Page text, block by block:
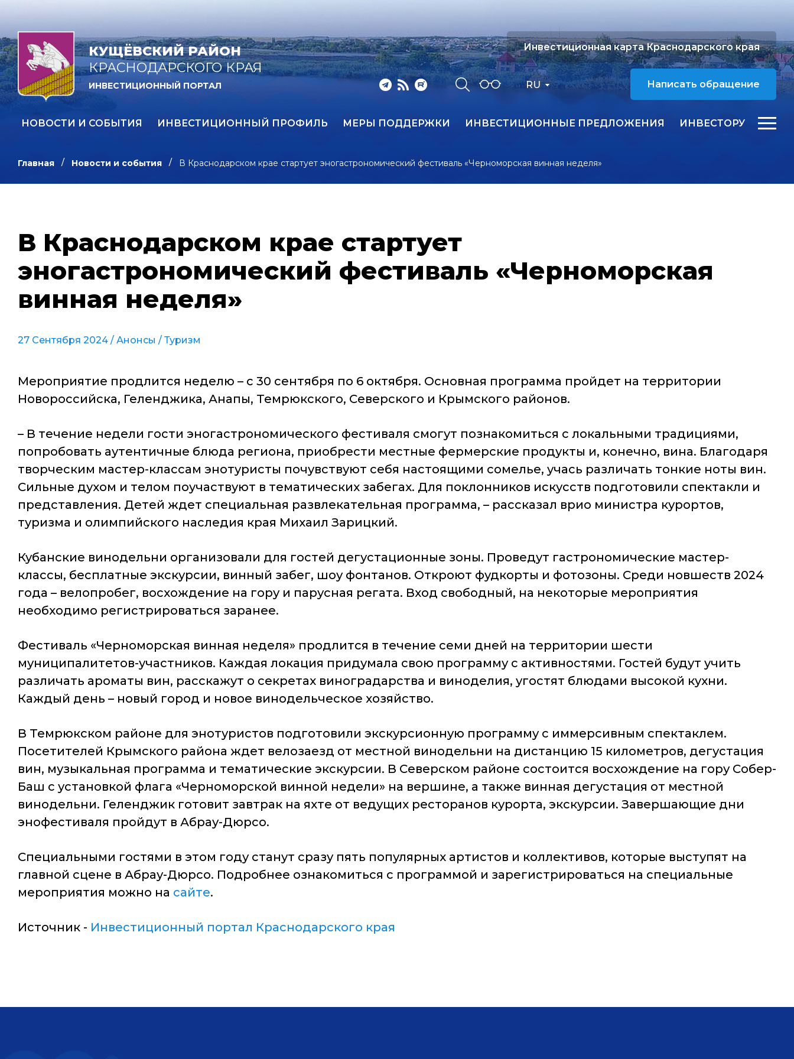
КУЩЁВСКИЙ РАЙОН
КРАСНОДАРСКОГО КРАЯ
ИНВЕСТИЦИОННЫЙ ПОРТАЛ RU
Инвестиционная карта Краснодарского края
Написать обращение
НОВОСТИ И СОБЫТИЯ ИНВЕСТИЦИОННЫЙ ПРОФИЛЬ МЕРЫ ПОДДЕРЖКИ ИНВЕСТИЦИОННЫЕ ПРЕДЛОЖЕНИЯ ИНВЕСТОРУ
Главная Новости и события В Краснодарском крае стартует эногастрономический фестиваль «Черноморская винная неделя»
В Краснодарском крае стартует
эногастрономический фестиваль «Черноморская
винная неделя»
27 Сентября 2024 / Анонсы / Туризм
Мероприятие продлится неделю – с 30 сентября по 6 октября. Основная программа пройдет на территории
Новороссийска, Геленджика, Анапы, Темрюкского, Северского и Крымского районов.
– В течение недели гости эногастрономического фестиваля смогут познакомиться с локальными традициями,
попробовать аутентичные блюда региона, приобрести местные фермерские продукты и, конечно, вина. Благодаря
творческим мастер-классам энотуристы почувствуют себя настоящими сомелье, учась различать тонкие ноты вин.
Сильные духом и телом поучаствуют в тематических забегах. Для поклонников искусств подготовили спектакли и
представления. Детей ждет специальная развлекательная программа, – рассказал врио министра курортов,
туризма и олимпийского наследия края Михаил Зарицкий.
Кубанские винодельни организовали для гостей дегустационные зоны. Проведут гастрономические мастер-
классы, бесплатные экскурсии, винный забег, шоу фонтанов. Откроют фудкорты и фотозоны. Среди новшеств 2024
года – велопробег, восхождение на гору и парусная регата. Вход свободный, на некоторые мероприятия
необходимо регистрироваться заранее.
Фестиваль «Черноморская винная неделя» продлится в течение семи дней на территории шести
муниципалитетов-участников. Каждая локация придумала свою программу с активностями. Гостей будут учить
различать ароматы вин, расскажут о секретах виноградарства и виноделия, угостят блюдами высокой кухни.
Каждый день – новый город и новое винодельческое хозяйство.
В Темрюкском районе для энотуристов подготовили экскурсионную программу с иммерсивным спектаклем.
Посетителей Крымского района ждет велозаезд от местной винодельни на дистанцию 15 километров, дегустация
вин, музыкальная программа и тематические экскурсии. В Северском районе состоится восхождение на гору Собер-
Баш с установкой флага «Черноморской винной недели» на вершине, а также винная дегустация от местной
винодельни. Геленджик готовит завтрак на яхте от ведущих ресторанов курорта, экскурсии. Завершающие дни
энофестиваля пройдут в Абрау-Дюрсо.
Специальными гостями в этом году станут сразу пять популярных артистов и коллективов, которые выступят на
главной сцене в Абрау-Дюрсо. Подробнее ознакомиться с программой и зарегистрироваться на специальные
мероприятия можно на сайте.
Источник - Инвестиционный портал Краснодарского края